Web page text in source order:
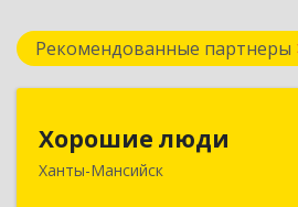
Рекомендованные партнеры
Хорошие люди
Ханты-Мансийск
628007, Ханты-Мансийский